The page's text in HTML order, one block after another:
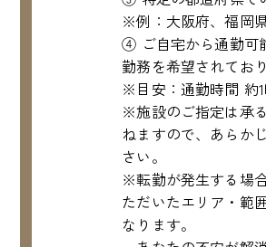
※例：大阪府、福岡
④ ご自宅から通勤可
勤務を希望されており
※目安：通勤時間 約
※施設のご指定は承
ねますので、あらか
さい。
※転勤が発生する場
ただいたエリア・範
なります。